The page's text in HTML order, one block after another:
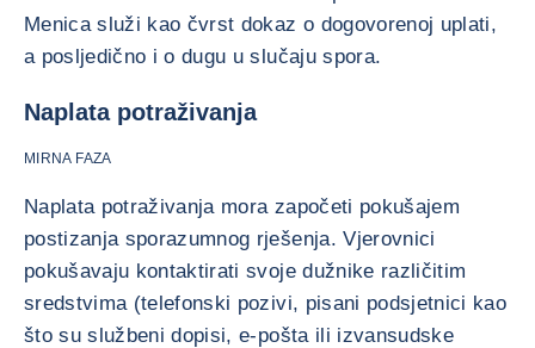
Menica služi kao čvrst dokaz o dogovorenoj uplati,
a posljedično i o dugu u slučaju spora.
Naplata potraživanja
MIRNA FAZA
Naplata potraživanja mora započeti pokušajem
postizanja sporazumnog rješenja. Vjerovnici
pokušavaju kontaktirati svoje dužnike različitim
sredstvima (telefonski pozivi, pisani podsjetnici kao
što su službeni dopisi, e-pošta ili izvansudske